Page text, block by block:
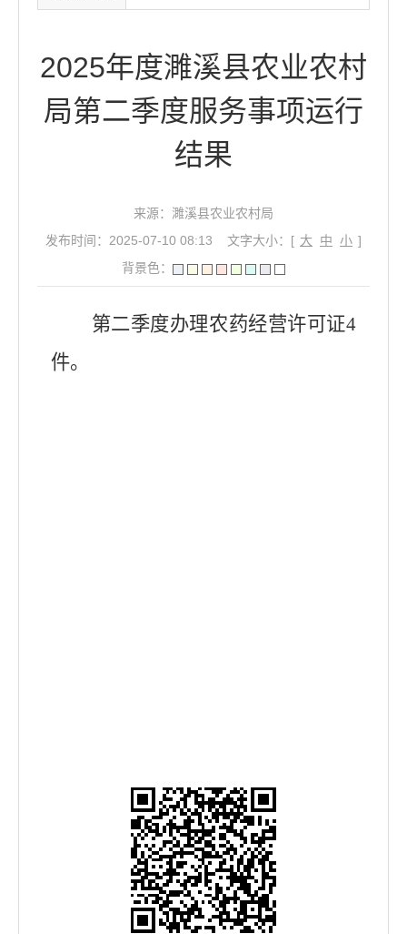
2025年度濉溪县农业农村
局第二季度服务事项运行
结果
来源：濉溪县农业农村局
发布时间：2025-07-10 08:13
文字大小：[ 大 中 小 ]
背景色：
第二季度办理农药经营许可证4
件。